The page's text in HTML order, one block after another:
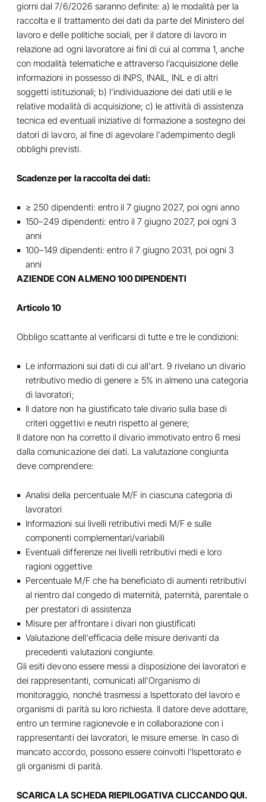
giorni dal 7/6/2026 saranno definite: a) le modalità per la
raccolta e il trattamento dei dati da parte del Ministero del
lavoro e delle politiche sociali, per il datore di lavoro in
relazione ad ogni lavoratore ai fini di cui al comma 1, anche
con modalità telematiche e attraverso l’acquisizione delle
informazioni in possesso di INPS, INAIL, INL e di altri
soggetti istituzionali; b) l'individuazione dei dati utili e le
relative modalità di acquisizione; c) le attività di assistenza
tecnica ed eventuali iniziative di formazione a sostegno dei
datori di lavoro, al fine di agevolare l'adempimento degli
obblighi previsti.
Scadenze per la raccolta dei dati:
≥ 250 dipendenti: entro il 7 giugno 2027, poi ogni anno
150–249 dipendenti: entro il 7 giugno 2027, poi ogni 3
anni
100–149 dipendenti: entro il 7 giugno 2031, poi ogni 3
anni
AZIENDE CON ALMENO 100 DIPENDENTI
Articolo 10
Obbligo scattante al verificarsi di tutte e tre le condizioni:
Le informazioni sui dati di cui all'art. 9 rivelano un divario
retributivo medio di genere ≥ 5% in almeno una categoria
di lavoratori;
Il datore non ha giustificato tale divario sulla base di
criteri oggettivi e neutri rispetto al genere;
Il datore non ha corretto il divario immotivato entro 6 mesi
dalla comunicazione dei dati. La valutazione congiunta
deve comprendere:
Analisi della percentuale M/F in ciascuna categoria di
lavoratori
Informazioni sui livelli retributivi medi M/F e sulle
componenti complementari/variabili
Eventuali differenze nei livelli retributivi medi e loro
ragioni oggettive
Percentuale M/F che ha beneficiato di aumenti retributivi
al rientro dal congedo di maternità, paternità, parentale o
per prestatori di assistenza
Misure per affrontare i divari non giustificati
Valutazione dell'efficacia delle misure derivanti da
precedenti valutazioni congiunte.
Gli esiti devono essere messi a disposizione dei lavoratori e
dei rappresentanti, comunicati all'Organismo di
monitoraggio, nonché trasmessi a Ispettorato del lavoro e
organismi di parità su loro richiesta. Il datore deve adottare,
entro un termine ragionevole e in collaborazione con i
rappresentanti dei lavoratori, le misure emerse. In caso di
mancato accordo, possono essere coinvolti l'Ispettorato e
gli organismi di parità.
SCARICA LA SCHEDA RIEPILOGATIVA CLICCANDO QUI.